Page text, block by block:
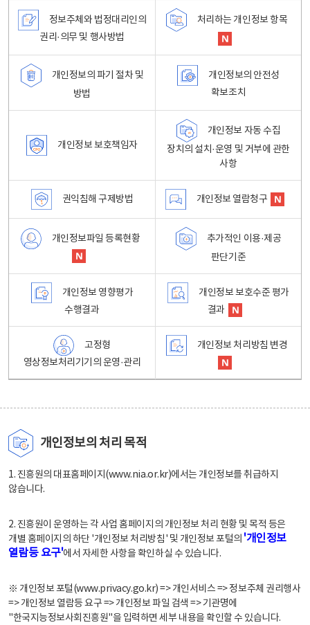
정보주체와 법정대리인의
권리·의무 및 행사방법
처리하는 개인정보 항목
개인정보의 파기 절차 및
방법
개인정보의 안전성
확보조치
개인정보 보호책임자
개인정보 자동 수집
장치의 설치·운영 및 거부에 관한
사항
권익침해 구제방법 개인정보 열람청구
개인정보파일 등록현황
추가적인 이용·제공
판단기준
개인정보 영향평가
수행결과
개인정보 보호수준 평가
결과
고정형
영상정보처리기기의 운영·관리
개인정보 처리방침 변경
개인정보의 처리 목적
1. 진흥원의 대표홈페이지(www.nia.or.kr)에서는 개인정보를 취급하지
않습니다.
2. 진흥원이 운영하는 각 사업 홈페이지의 개인정보 처리 현황 및 목적 등은
개별 홈페이지의 하단 '개인정보 처리방침' 및 개인정보 포털의 '개인정보
열람등 요구'에서 자세한 사항을 확인하실 수 있습니다.
※ 개인정보 포털(www.privacy.go.kr) => 개인서비스 => 정보주체 권리행사
=> 개인정보 열람등 요구 => 개인정보 파일 검색 => 기관명에
"한국지능정보사회진흥원"을 입력하면 세부 내용을 확인할 수 있습니다.